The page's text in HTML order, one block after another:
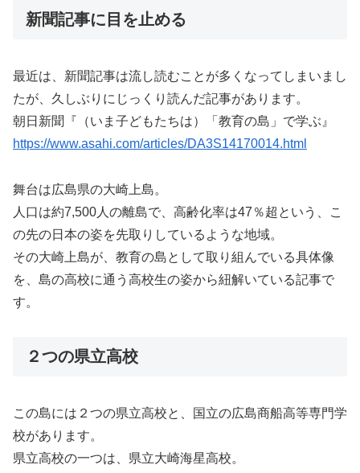
新聞記事に目を止める
最近は、新聞記事は流し読むことが多くなってしまいまし
たが、久しぶりにじっくり読んだ記事があります。
朝日新聞『（いま子どもたちは）「教育の島」で学ぶ』
https://www.asahi.com/articles/DA3S14170014.html
舞台は広島県の大崎上島。
人口は約7,500人の離島で、高齢化率は47％超という、こ
の先の日本の姿を先取りしているような地域。
その大崎上島が、教育の島として取り組んでいる具体像
を、島の高校に通う高校生の姿から紐解いている記事で
す。
２つの県立高校
この島には２つの県立高校と、国立の広島商船高等専門学
校があります。
県立高校の一つは、県立大崎海星高校。